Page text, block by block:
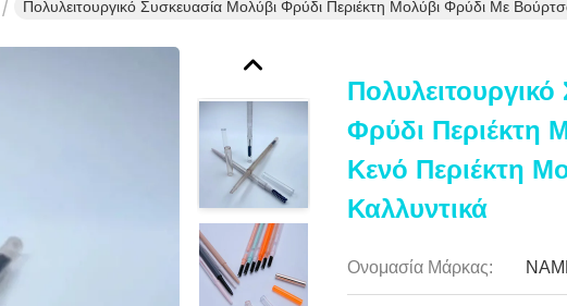
Πολυλειτουργικό Συσκευασία Μολύβι Φρύδι Περιέκτη Μολύβι Φρύδι Με
Φρύδι Περιέκτη
Κενό Περιέκτη
Καλλυντικά
Ονομασία Μάρκας: